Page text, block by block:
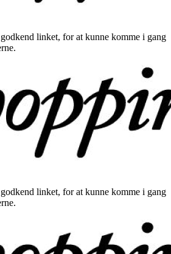
linket, for at kunne komme i gang
linket, for at kunne komme i gang